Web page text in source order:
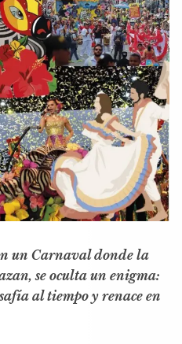
un Carnaval donde la
se oculta un enigma:
al tiempo y renace en